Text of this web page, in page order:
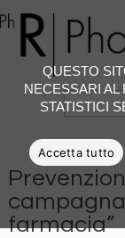
farmacia”
QUESTO
NECESSARI AL
STATISTICI
Accetta tutto